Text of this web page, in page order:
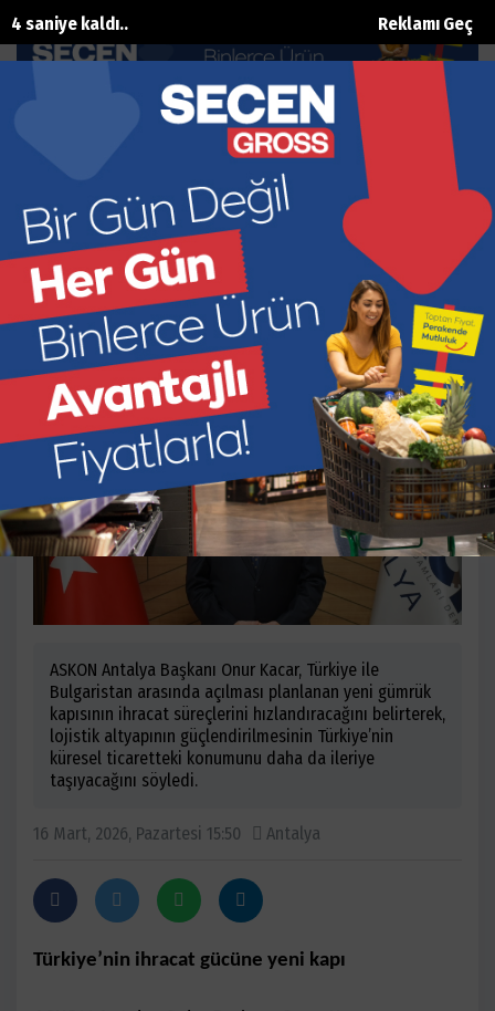
Reklamı Geç
3 saniye kaldı..
‘Gümrük kapısı ticaretteki
konumumuzu güçlendirir’
Ana Sayfa Ekonomi
ASKON Antalya Başkanı Onur Kacar, Türkiye ile
Bulgaristan arasında açılması planlanan yeni gümrük
kapısının ihracat süreçlerini hızlandıracağını belirterek,
lojistik altyapının güçlendirilmesinin Türkiye’nin
küresel ticaretteki konumunu daha da ileriye
taşıyacağını söyledi.
16 Mart, 2026, Pazartesi 15:50 Antalya
Türkiye’nin ihracat gücüne yeni kapı